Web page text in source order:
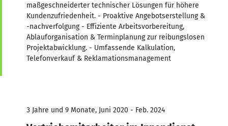
maßgeschneiderter technischer Lösungen für höhere
Kundenzufriedenheit. - Proaktive Angebotserstellung &
-nachverfolgung - Effiziente Arbeitsvorbereitung,
Ablauforganisation & Terminplanung zur reibungslosen
Projektabwicklung. - Umfassende Kalkulation,
Telefonverkauf & Reklamationsmanagement
3 Jahre und 9 Monate, Juni 2020 - Feb. 2024